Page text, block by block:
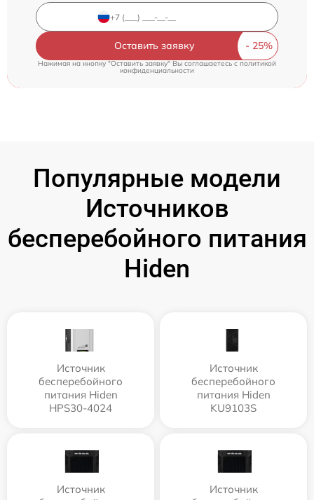
Оставить заявку
Нажимая на кнопку "Оставить заявку" Вы соглашаетесь c политикой
конфиденциальности
Популярные модели
Источников
бесперебойного питания
Hiden
Источник
бесперебойного
питания Hiden
HPS30-4024
Источник
бесперебойного
питания Hiden
KU9103S
Источник
Источник